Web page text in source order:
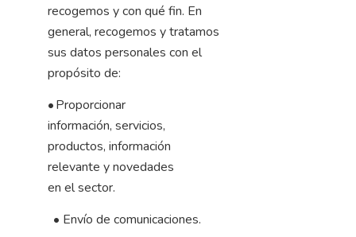
recogemos y con qué fin. En
general, recogemos y tratamos
sus datos personales con el
propósito de:
•Proporcionar
información, servicios,
productos, información
relevante y novedades
en el sector.
• Envío de comunicaciones.